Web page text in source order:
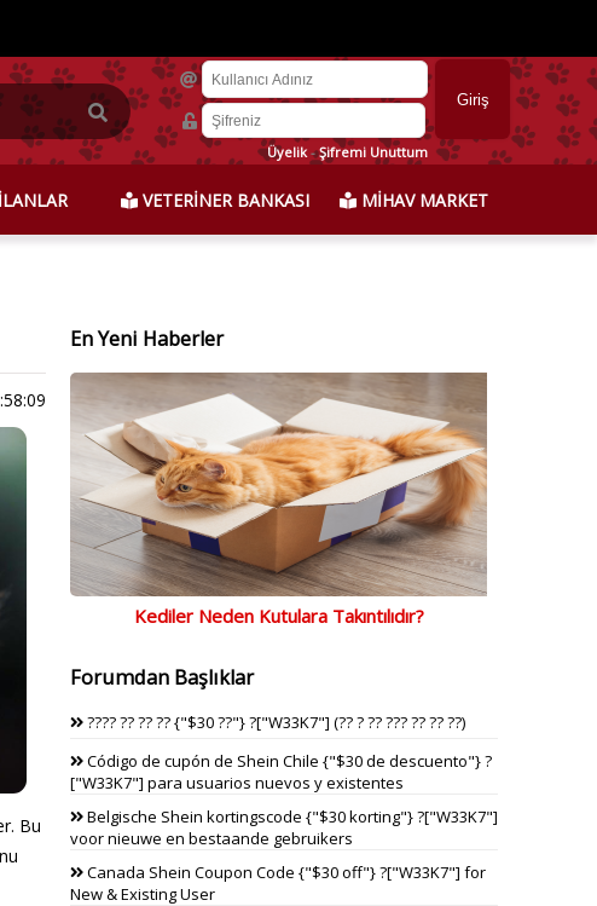
Üyelik-Şifremi Unuttum
İLANLAR VETERİNER BANKASI MİHAV MARKET
Bu
En Yeni Haberler
Kediler Neden Kutulara Takıntılıdır?
Forumdan Başlıklar
???? ?? ?? ?? {"$30 ??"} ?["W33K7"] (?? ? ?? ??? ?? ?? ??)
Código de cupón de Shein Chile {"$30 de descuento"} ?
["W33K7"] para usuarios nuevos y existentes
Belgische Shein kortingscode {"$30 korting"} ?["W33K7"]
voor nieuwe en bestaande gebruikers
Canada Shein Coupon Code {"$30 off"} ?["W33K7"] for
New & Existing User